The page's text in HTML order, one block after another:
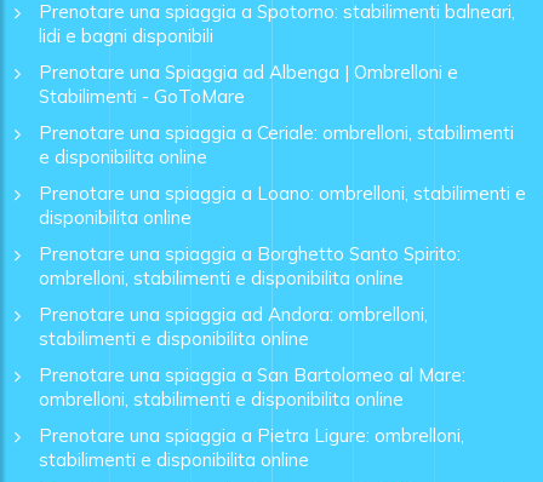
Prenotare una spiaggia a Spotorno: stabilimenti balneari,
lidi e bagni disponibili
Prenotare una Spiaggia ad Albenga | Ombrelloni e
Stabilimenti - GoToMare
Prenotare una spiaggia a Ceriale: ombrelloni, stabilimenti
e disponibilita online
Prenotare una spiaggia a Loano: ombrelloni, stabilimenti e
disponibilita online
Prenotare una spiaggia a Borghetto Santo Spirito:
ombrelloni, stabilimenti e disponibilita online
Prenotare una spiaggia ad Andora: ombrelloni,
stabilimenti e disponibilita online
Prenotare una spiaggia a San Bartolomeo al Mare:
ombrelloni, stabilimenti e disponibilita online
Prenotare una spiaggia a Pietra Ligure: ombrelloni,
stabilimenti e disponibilita online